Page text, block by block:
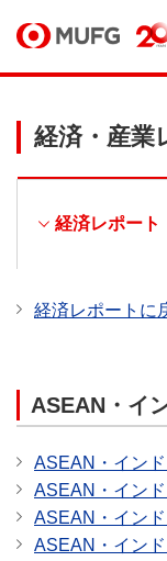
経済・産業
経済レポート
経済レポートに
ASEAN・イ
ASEAN・インド
ASEAN・インド
ASEAN・インド
ASEAN・インド